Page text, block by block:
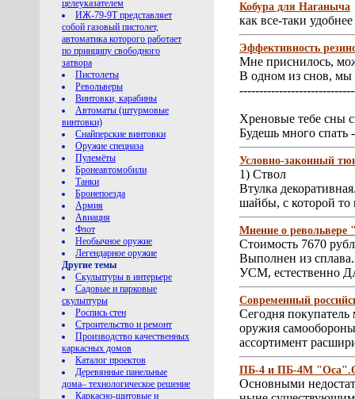
целеуказателем
ИЖ-79-9Т представляет
собой газовый пистолет,
автоматика которого работает
по принципу свободного
затвора
Пистолеты
Револьверы
Винтовки, карабины
Автоматы (штурмовые
винтовки)
Снайперские винтовки
Оружие спецназа
Пулемёты
Бронеавтомобили
Танки
Бронепоезда
Армия
Авиация
Флот
Необычное оружие
Легендарное оружие
Другие темы
Скульптуры в интерьере
Садовые и парковые
скульптуры
Роспись стен
Строительство и ремонт
Производство качественных
каркасных домов
Каталог проектов
Деревянные панельные
дома– технологическое решение
Каркасно-щитовые и
Кобура для Наганыча
как все-таки
Эффективность
Мне приснилось,
В одном из снов, мы
Хреновые тебе сны
Будешь много спать
Условно-законный
1) Ствол
Втулка
шайбы, с которой то
Мнение о револьвере
Стоимость 7670
Выполнен из
УСМ, естественно
Современный
Сегодня покупатель
оружия
ассортимент
ПБ-4 и ПБ-4М
Основными